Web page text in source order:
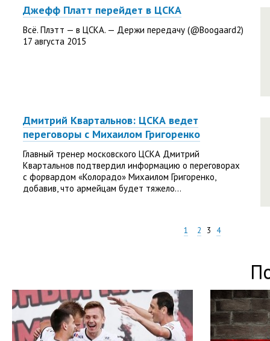
Джефф Платт перейдет в ЦСКА
Всё. Плэтт — в ЦСКА. — Держи передачу (@Boogaard2)
17 августа 2015
Дмитрий Квартальнов: ЦСКА ведет
переговоры с Михаилом Григоренко
Главный тренер московского ЦСКА Дмитрий
Квартальнов подтвердил информацию о переговорах
с форвардом «Колорадо» Михаилом Григоренко,
добавив, что армейцам будет тяжело...
1 2 3 4